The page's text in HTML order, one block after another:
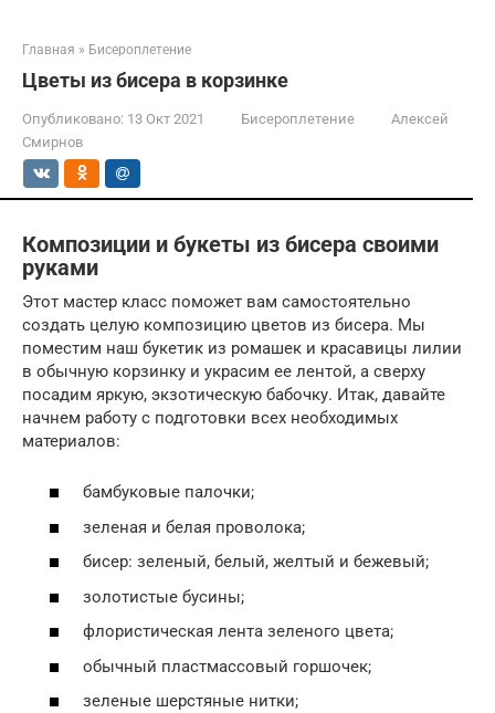
Главная » Бисероплетение
Цветы из бисера в корзинке
Опубликовано: 13 Окт 2021 Бисероплетение
Алексей
Смирнов
Композиции и букеты из бисера своими
руками
Этот мастер класс поможет вам самостоятельно
создать целую композицию цветов из бисера. Мы
поместим наш букетик из ромашек и красавицы лилии
в обычную корзинку и украсим ее лентой, а сверху
посадим яркую, экзотическую бабочку. Итак, давайте
начнем работу с подготовки всех необходимых
материалов:
бамбуковые палочки;
зеленая и белая проволока;
бисер: зеленый, белый, желтый и бежевый;
золотистые бусины;
флористическая лента зеленого цвета;
обычный пластмассовый горшочек;
зеленые шерстяные нитки;